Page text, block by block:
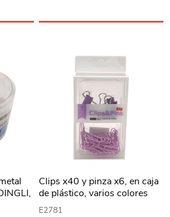
Clips x40 y pinza x6, en caja
de plástico, varios colores
E2781